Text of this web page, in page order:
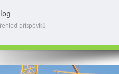
příspěvků